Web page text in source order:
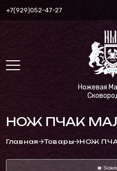
+7(929)052-47-27
Ножевая
НОЖ ПЧАК
Главная Товары НОЖ